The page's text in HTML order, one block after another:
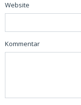
Website
Kommentar